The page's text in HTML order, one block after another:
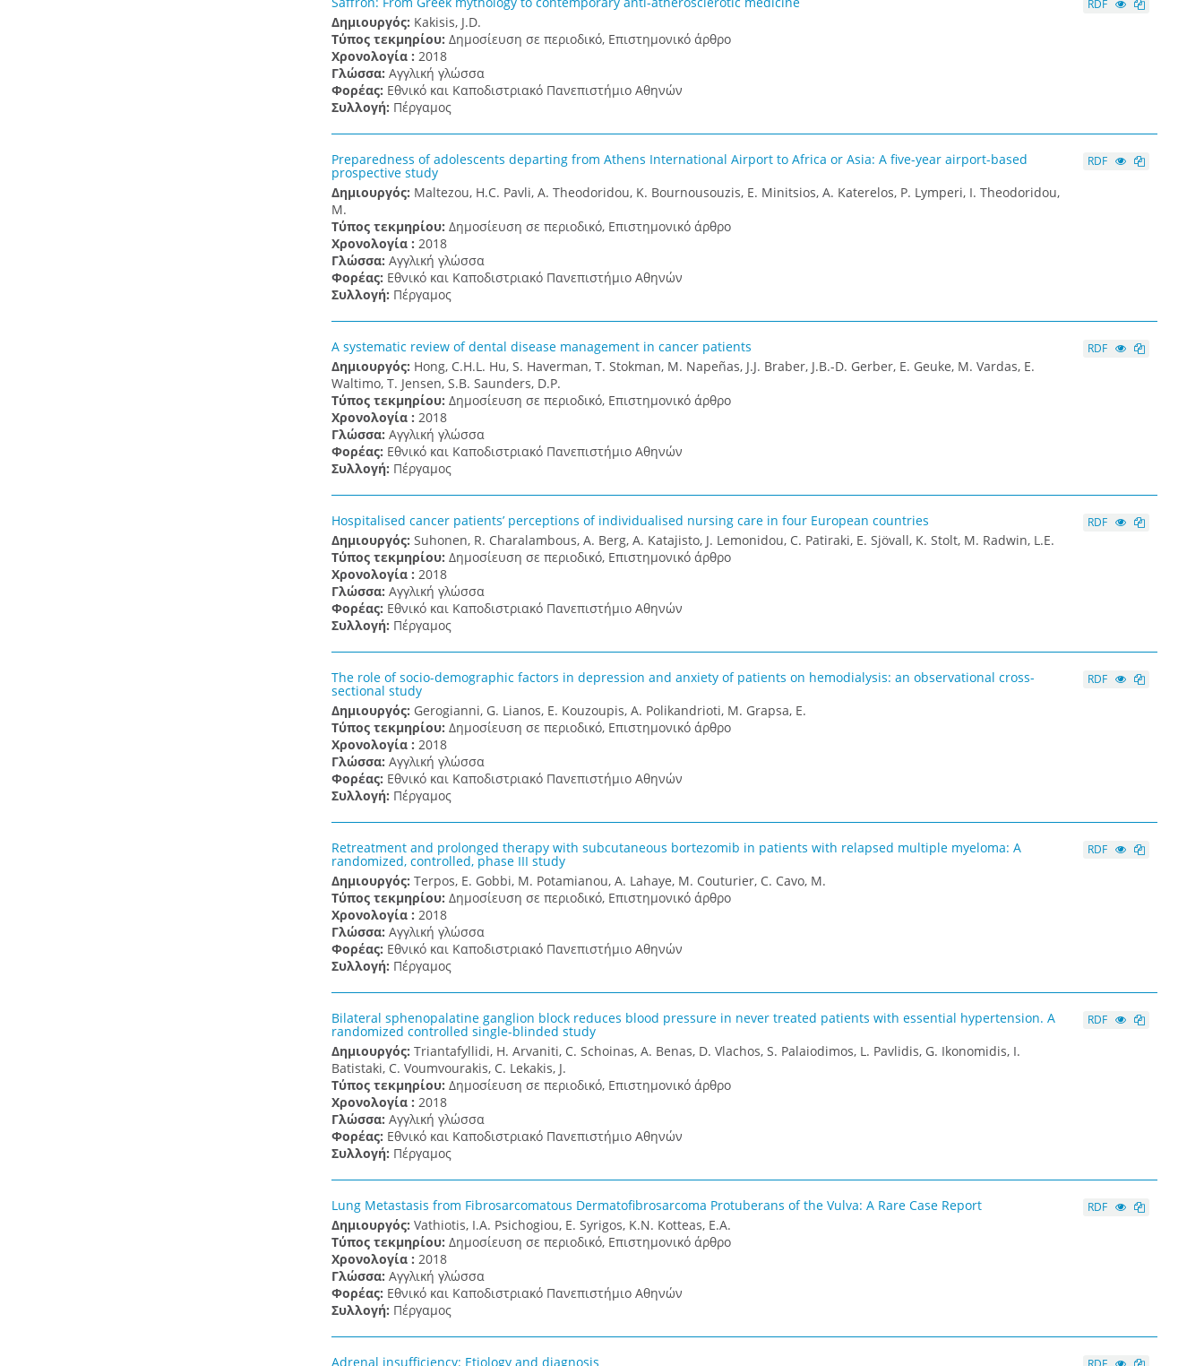
Δημιουργός: Kakisis, J.D.
Τύπος τεκμηρίου: Δημοσίευση σε περιοδικό, Επιστημονικό άρθρο
Χρονολογία : 2018
Γλώσσα: Αγγλική γλώσσα
Φορέας: Εθνικό και Καποδιστριακό Πανεπιστήμιο Αθηνών
Συλλογή: Πέργαμος
RDF
Preparedness of adolescents departing from Athens International Airport to Africa or Asia: A five-year airport-based
prospective study
Δημιουργός: Maltezou, H.C. Pavli, A. Theodoridou, K. Bournousouzis, E. Minitsios, A. Katerelos, P. Lymperi, I. Theodoridou,
M.
Τύπος τεκμηρίου: Δημοσίευση σε περιοδικό, Επιστημονικό άρθρο
Χρονολογία : 2018
Γλώσσα: Αγγλική γλώσσα
Φορέας: Εθνικό και Καποδιστριακό Πανεπιστήμιο Αθηνών
Συλλογή: Πέργαμος
RDF
A systematic review of dental disease management in cancer patients
Δημιουργός: Hong, C.H.L. Hu, S. Haverman, T. Stokman, M. Napeñas, J.J. Braber, J.B.-D. Gerber, E. Geuke, M. Vardas, E.
Waltimo, T. Jensen, S.B. Saunders, D.P.
Τύπος τεκμηρίου: Δημοσίευση σε περιοδικό, Επιστημονικό άρθρο
Χρονολογία : 2018
Γλώσσα: Αγγλική γλώσσα
Φορέας: Εθνικό και Καποδιστριακό Πανεπιστήμιο Αθηνών
Συλλογή: Πέργαμος
RDF
Hospitalised cancer patients’ perceptions of individualised nursing care in four European countries
Δημιουργός: Suhonen, R. Charalambous, A. Berg, A. Katajisto, J. Lemonidou, C. Patiraki, E. Sjövall, K. Stolt, M. Radwin, L.E.
Τύπος τεκμηρίου: Δημοσίευση σε περιοδικό, Επιστημονικό άρθρο
Χρονολογία : 2018
Γλώσσα: Αγγλική γλώσσα
Φορέας: Εθνικό και Καποδιστριακό Πανεπιστήμιο Αθηνών
Συλλογή: Πέργαμος
RDF
The role of socio-demographic factors in depression and anxiety of patients on hemodialysis: an observational cross-
sectional study
Δημιουργός: Gerogianni, G. Lianos, E. Kouzoupis, A. Polikandrioti, M. Grapsa, E.
Τύπος τεκμηρίου: Δημοσίευση σε περιοδικό, Επιστημονικό άρθρο
Χρονολογία : 2018
Γλώσσα: Αγγλική γλώσσα
Φορέας: Εθνικό και Καποδιστριακό Πανεπιστήμιο Αθηνών
Συλλογή: Πέργαμος
RDF
Retreatment and prolonged therapy with subcutaneous bortezomib in patients with relapsed multiple myeloma: A
randomized, controlled, phase III study
Δημιουργός: Terpos, E. Gobbi, M. Potamianou, A. Lahaye, M. Couturier, C. Cavo, M.
Τύπος τεκμηρίου: Δημοσίευση σε περιοδικό, Επιστημονικό άρθρο
Χρονολογία : 2018
Γλώσσα: Αγγλική γλώσσα
Φορέας: Εθνικό και Καποδιστριακό Πανεπιστήμιο Αθηνών
Συλλογή: Πέργαμος
RDF
Bilateral sphenopalatine ganglion block reduces blood pressure in never treated patients with essential hypertension. A
randomized controlled single-blinded study
Δημιουργός: Triantafyllidi, H. Arvaniti, C. Schoinas, A. Benas, D. Vlachos, S. Palaiodimos, L. Pavlidis, G. Ikonomidis, I.
Batistaki, C. Voumvourakis, C. Lekakis, J.
Τύπος τεκμηρίου: Δημοσίευση σε περιοδικό, Επιστημονικό άρθρο
Χρονολογία : 2018
Γλώσσα: Αγγλική γλώσσα
Φορέας: Εθνικό και Καποδιστριακό Πανεπιστήμιο Αθηνών
Συλλογή: Πέργαμος
RDF
Lung Metastasis from Fibrosarcomatous Dermatofibrosarcoma Protuberans of the Vulva: A Rare Case Report
Δημιουργός: Vathiotis, I.A. Psichogiou, E. Syrigos, K.N. Kotteas, E.A.
Τύπος τεκμηρίου: Δημοσίευση σε περιοδικό, Επιστημονικό άρθρο
Χρονολογία : 2018
Γλώσσα: Αγγλική γλώσσα
Φορέας: Εθνικό και Καποδιστριακό Πανεπιστήμιο Αθηνών
Συλλογή: Πέργαμος
RDF
Adrenal insufficiency: Etiology and diagnosis